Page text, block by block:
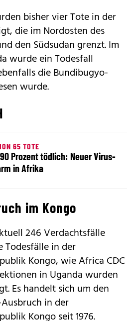
bisher vier Tote in der
die im Nordosten des
den Südsudan grenzt. Im
wurde ein Todesfall
die Bundibugyo-
wurde.
65 TOTE
Prozent tödlich: Neuer Virus-
in Afrika
im Kongo
246 Verdachtsfälle
Todesfälle in der
Kongo, wie Africa CDC
in Uganda wurden
Es handelt sich um den
Ausbruch in der
Kongo seit 1976.